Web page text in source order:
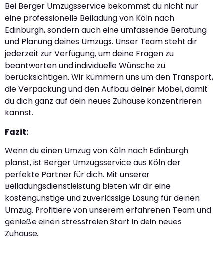
Bei Berger Umzugsservice bekommst du nicht nur
eine professionelle Beiladung von Köln nach
Edinburgh, sondern auch eine umfassende Beratung
und Planung deines Umzugs. Unser Team steht dir
jederzeit zur Verfügung, um deine Fragen zu
beantworten und individuelle Wünsche zu
berücksichtigen. Wir kümmern uns um den Transport,
die Verpackung und den Aufbau deiner Möbel, damit
du dich ganz auf dein neues Zuhause konzentrieren
kannst.
Fazit:
Wenn du einen Umzug von Köln nach Edinburgh
planst, ist Berger Umzugsservice aus Köln der
perfekte Partner für dich. Mit unserer
Beiladungsdienstleistung bieten wir dir eine
kostengünstige und zuverlässige Lösung für deinen
Umzug. Profitiere von unserem erfahrenen Team und
genieße einen stressfreien Start in dein neues
Zuhause.